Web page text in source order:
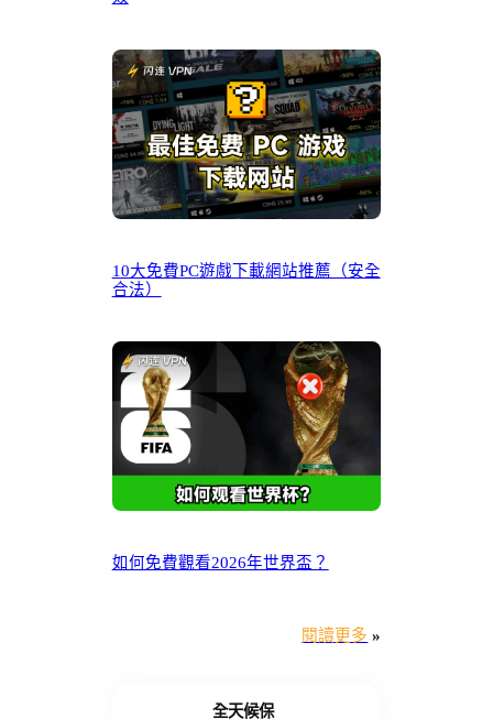
10大免費PC遊戲下載網站推薦（安全
合法）
如何免費觀看2026年世界盃？
閱讀更多 »
全天候保